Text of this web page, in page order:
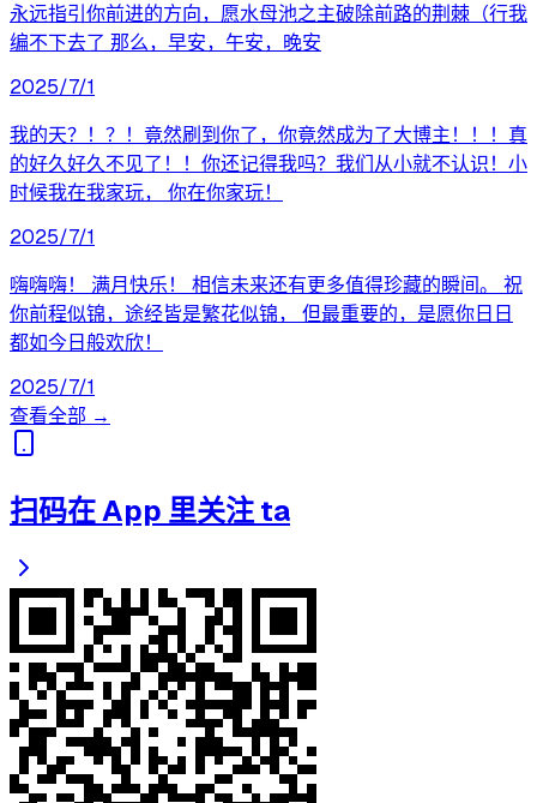
永远指引你前进的方向，愿水母池之主破除前路的荆棘（行我
编不下去了 那么，早安，午安，晚安
2025/7/1
我的天？！？！竟然刷到你了，你竟然成为了大博主！！！真
的好久好久不见了！！你还记得我吗？我们从小就不认识！小
时候我在我家玩， 你在你家玩！
2025/7/1
嗨嗨嗨！ 满月快乐！ 相信未来还有更多值得珍藏的瞬间。 祝
你前程似锦，途经皆是繁花似锦， 但最重要的，是愿你日日
都如今日般欢欣！
2025/7/1
查看全部 →
扫码在 App 里关注 ta